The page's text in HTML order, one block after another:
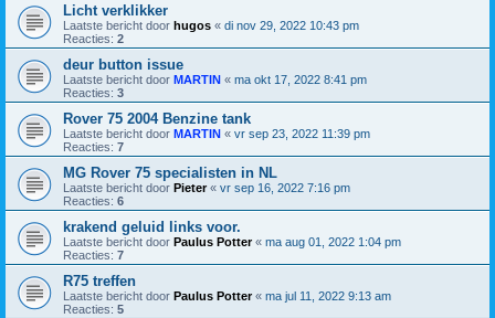
Licht verklikker
Laatste bericht door hugos « di nov 29, 2022 10:43 pm
Reacties: 2
deur button issue
Laatste bericht door MARTIN « ma okt 17, 2022 8:41 pm
Reacties: 3
Rover 75 2004 Benzine tank
Laatste bericht door MARTIN « vr sep 23, 2022 11:39 pm
Reacties: 7
MG Rover 75 specialisten in NL
Laatste bericht door Pieter« vr sep 16, 2022 7:16 pm
Reacties: 6
krakend geluid links voor.
Laatste bericht door Paulus Potter« ma aug 01, 2022 1:04 pm
Reacties: 7
R75 treffen
Laatste bericht door Paulus Potter« ma jul 11, 2022 9:13 am
Reacties: 5